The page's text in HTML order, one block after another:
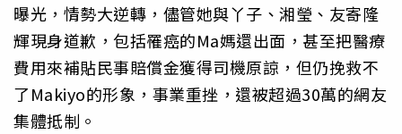
曝光，情勢大逆轉，儘管她與丫子、湘瑩、友寄隆
輝現身道歉，包括罹癌的Ma媽還出面，甚至把醫療
費用來補貼民事賠償金獲得司機原諒，但仍挽救不
了Makiyo的形象，事業重挫，還被超過30萬的網友
集體抵制。